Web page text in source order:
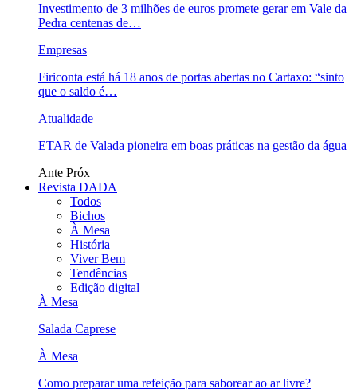
Investimento de 3 milhões de euros promete gerar em Vale da
Pedra centenas de…
Empresas
Firiconta está há 18 anos de portas abertas no Cartaxo: “sinto
que o saldo é…
Atualidade
ETAR de Valada pioneira em boas práticas na gestão da água
Ante Próx
Revista DADA
Todos
Bichos
À Mesa
História
Viver Bem
Tendências
Edição digital
À Mesa
Salada Caprese
À Mesa
Como preparar uma refeição para saborear ao ar livre?